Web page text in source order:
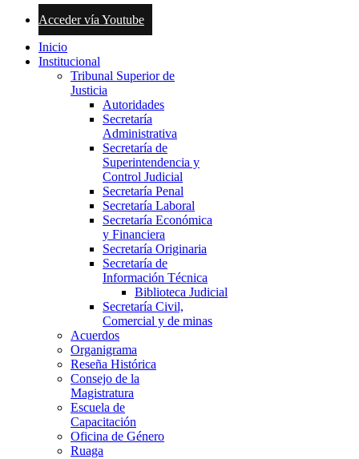
Acceder vía Youtube
Inicio
Institucional
Tribunal Superior de
Justicia
Autoridades
Secretaría
Administrativa
Secretaría de
Superintendencia y
Control Judicial
Secretaría Penal
Secretaría Laboral
Secretaría Económica
y Financiera
Secretaría Originaria
Secretaría de
Información Técnica
Biblioteca Judicial
Secretaría Civil,
Comercial y de minas
Acuerdos
Organigrama
Reseña Histórica
Consejo de la
Magistratura
Escuela de
Capacitación
Oficina de Género
Ruaga